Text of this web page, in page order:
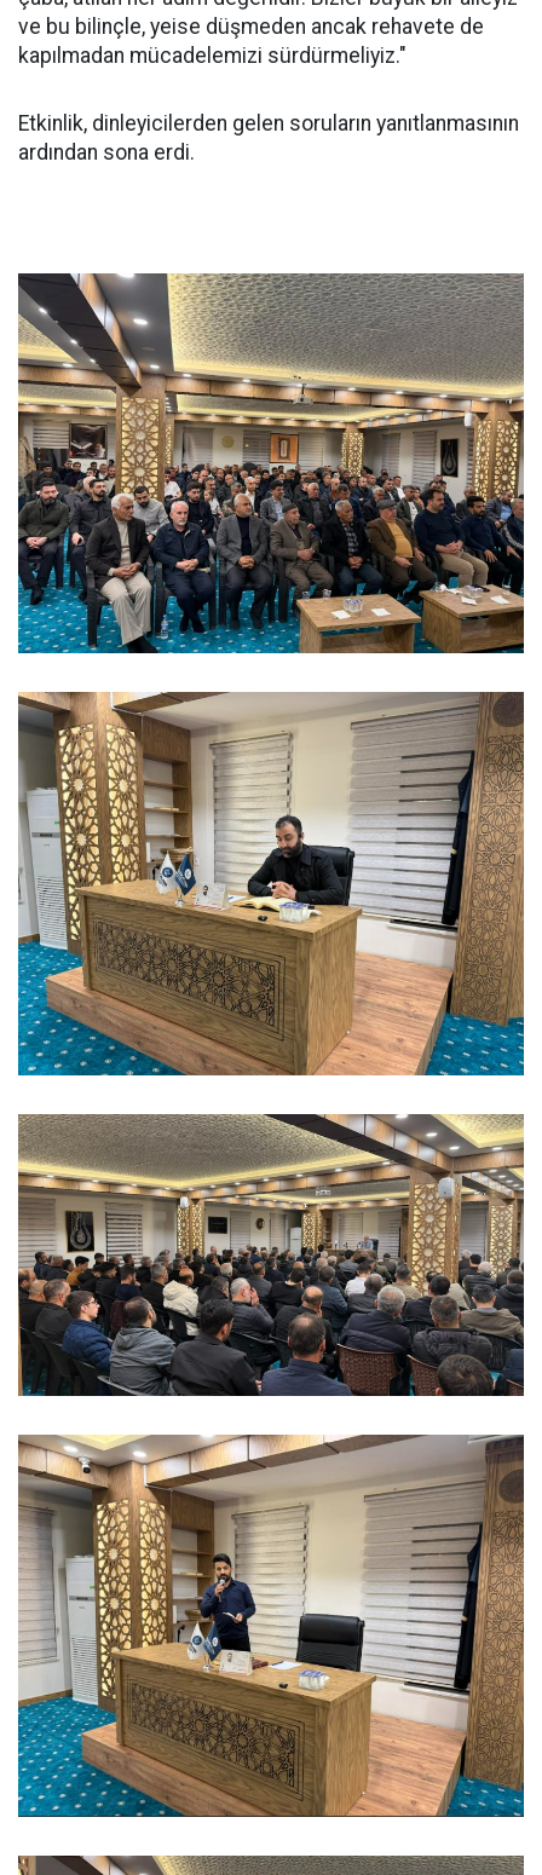
ve bu bilinçle, yeise düşmeden ancak rehavete de
kapılmadan mücadelemizi sürdürmeliyiz."
Etkinlik, dinleyicilerden gelen soruların yanıtlanmasının
ardından sona erdi.